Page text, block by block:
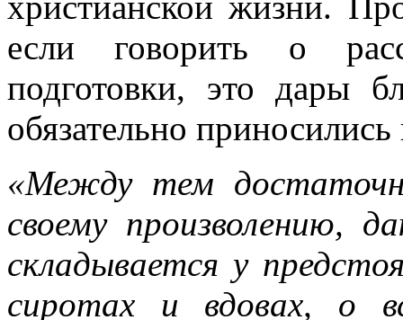
если говорить о
подготовки, это дары
обязательно
«Между тем
своему произволению,
складывается у
сиротах и вдовах, о